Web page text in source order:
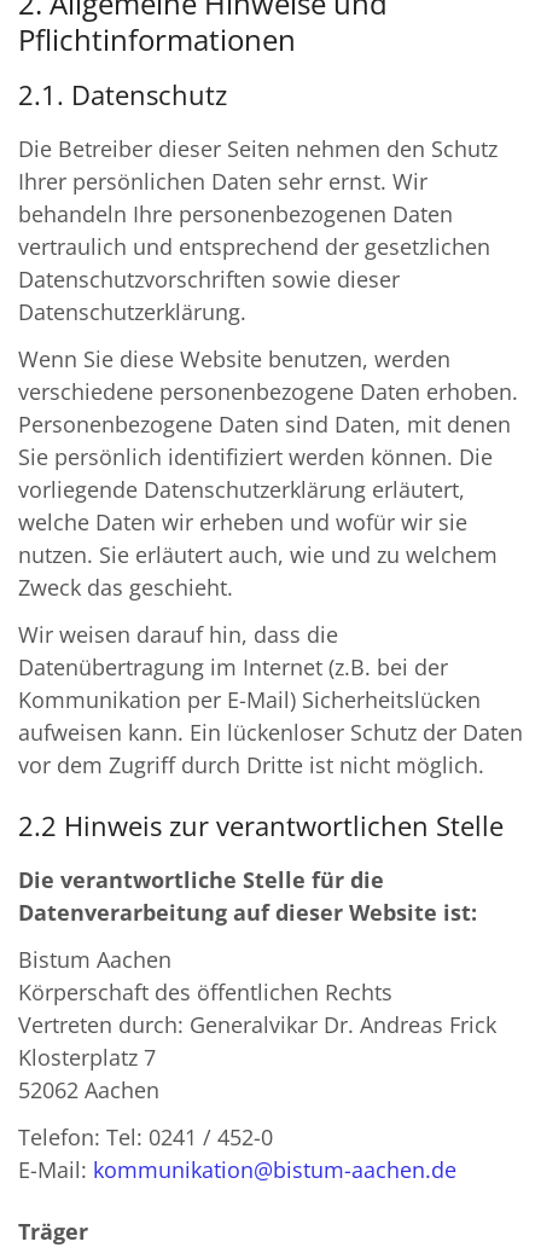
Pflichtinformationen
2.1. Datenschutz
Die Betreiber dieser Seiten nehmen den Schutz
Ihrer persönlichen Daten sehr ernst. Wir
behandeln Ihre personenbezogenen Daten
vertraulich und entsprechend der gesetzlichen
Datenschutzvorschriften sowie dieser
Datenschutzerklärung.
Wenn Sie diese Website benutzen, werden
verschiedene personenbezogene Daten erhoben.
Personenbezogene Daten sind Daten, mit denen
Sie persönlich identifiziert werden können. Die
vorliegende Datenschutzerklärung erläutert,
welche Daten wir erheben und wofür wir sie
nutzen. Sie erläutert auch, wie und zu welchem
Zweck das geschieht.
Wir weisen darauf hin, dass die
Datenübertragung im Internet (z.B. bei der
Kommunikation per E-Mail) Sicherheitslücken
aufweisen kann. Ein lückenloser Schutz der Daten
vor dem Zugriff durch Dritte ist nicht möglich.
2.2 Hinweis zur verantwortlichen Stelle
Die verantwortliche Stelle für die
Datenverarbeitung auf dieser Website ist:
Bistum Aachen
Körperschaft des öffentlichen Rechts
Vertreten durch: Generalvikar Dr. Andreas Frick
Klosterplatz 7
52062 Aachen
Telefon: Tel: 0241 / 452-0
E-Mail: kommunikation@bistum-aachen.de
Träger